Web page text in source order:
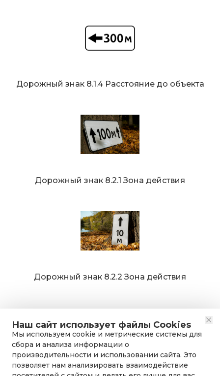
Наш сайт использует файлы Cookies
Мы используем cookie и метрические системы для
сбора и анализа информации о
производительности и использовании сайта. Это
позволяет нам анализировать взаимодействие
Дорожный знак 8.1.4 Расстояние до объекта
Дорожный знак 8.2.1 Зона действия
Дорожный знак 8.2.2 Зона действия